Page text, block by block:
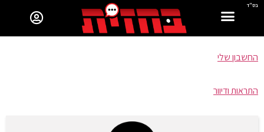
בס"ד
החשבון שלי
התראות ודיוור